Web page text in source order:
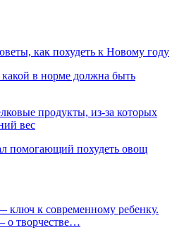
как похудеть к Новому году
какой в норме должна быть
продукты, из-за которых
вес
помогающий похудеть овощ
ключ к современному ребенку.
творчестве…